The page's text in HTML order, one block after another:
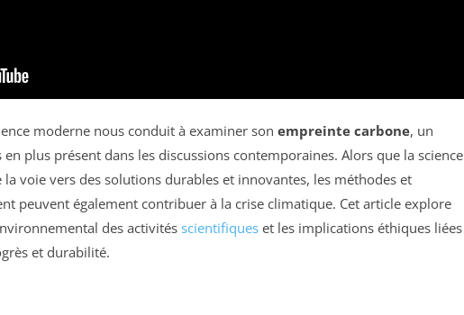
moderne nous conduit à examiner son empreinte carbone, un
plus présent dans les discussions contemporaines. Alors que la science
voie vers des solutions durables et innovantes, les méthodes et
peuvent également contribuer à la crise climatique. Cet article explore
des activités scientifiques et les implications éthiques liées
et durabilité.